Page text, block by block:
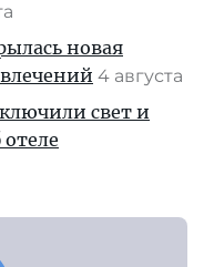
новая
4 августа
свет и